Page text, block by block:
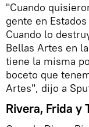
"Cuando
gente en
Cuando lo
Bellas Artes en
tiene la misma
boceto que
Artes", dijo a
Rivera, Frida y